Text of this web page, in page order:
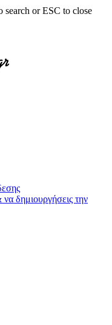
search or ESC to close
δημιουργήσεις την